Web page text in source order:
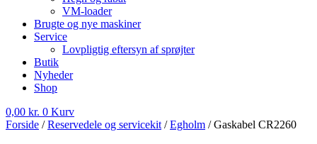
VM-loader
Brugte og nye maskiner
Service
Lovpligtig eftersyn af sprøjter
Butik
Nyheder
Shop
0,00 kr. 0 Kurv
Forside /Reservedele og servicekit /Egholm / Gaskabel CR2260